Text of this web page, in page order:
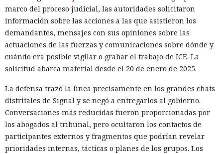
marco del proceso judicial, las autoridades solicitaron
información sobre las acciones a las que asistieron los
demandantes, mensajes con sus opiniones sobre las
actuaciones de las fuerzas y comunicaciones sobre dónde y
cuándo era posible vigilar o grabar el trabajo de ICE. La
solicitud abarca material desde el 20 de enero de 2025.
La defensa trazó la línea precisamente en los grandes chats
distritales de Signal y se negó a entregarlos al gobierno.
Conversaciones más reducidas fueron proporcionadas por
los abogados al tribunal, pero ocultaron los contactos de
participantes externos y fragmentos que podrían revelar
prioridades internas, tácticas o planes de los grupos. Los